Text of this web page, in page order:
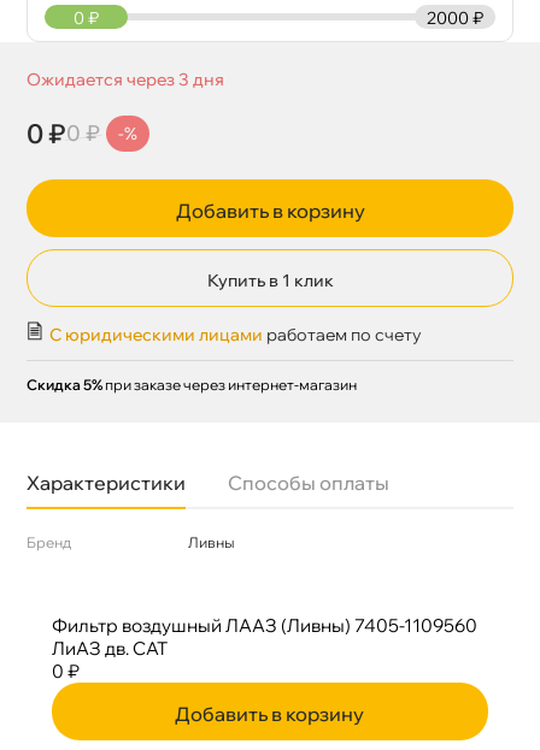
2000 ₽
0 ₽
Ожидается через 3 дня
0 ₽0 ₽ -%
Добавить в корзину
Купить в 1 клик
С юридическими лицами работаем по счету
Скидка 5% при заказе через интернет-магазин
Характеристики Способы оплаты
Бренд Ливны
Фильтр воздушный ЛААЗ (Ливны) 7405-1109560
ЛиАЗ дв. САТ
0 ₽
Добавить в корзину